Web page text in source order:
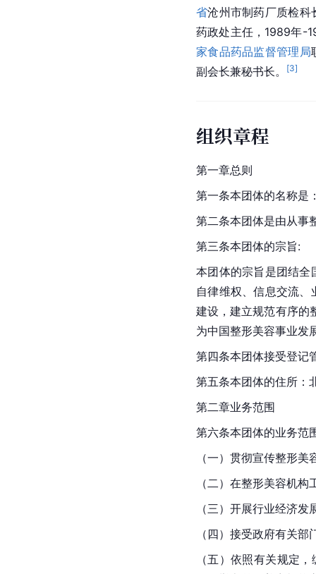
省沧州市制药厂质检
药政处主任，1989年-
家食品药品监督管理局
副会长兼秘书长。
[3]
组织章程
第一章总则
第一条本团体的名称
第二条本团体是由从事
第三条本团体的宗旨:
本团体的宗旨是团结全
自律维权、信息交流
建设，建立规范有序的
为中国整形美容事业发
第四条本团体接受登记
第五条本团体的住所：
第二章业务范围
第六条本团体的业务范
（一）贯彻宣传整形
（二）在整形美容机
（三）开展行业经济
（四）接受政府有关部
（五）依照有关规定